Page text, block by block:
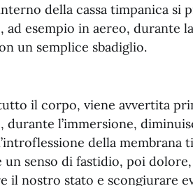
della cassa timpanica si
esempio in aereo, durante
un semplice sbadiglio.
il corpo, viene avvertita
durante l’immersione,
della membrana
un senso di fastidio, poi
il nostro stato e scongiurare